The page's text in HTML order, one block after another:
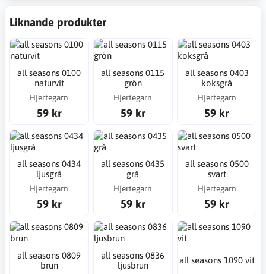
Liknande produkter
all seasons 0100
naturvit
Hjertegarn
59 kr
all seasons 0115
grön
Hjertegarn
59 kr
all seasons 0403
koksgrå
Hjertegarn
59 kr
all seasons 0434
ljusgrå
Hjertegarn
59 kr
all seasons 0435
grå
Hjertegarn
59 kr
all seasons 0500
svart
Hjertegarn
59 kr
all seasons 0809
brun
all seasons 0836
ljusbrun
all seasons 1090 vit